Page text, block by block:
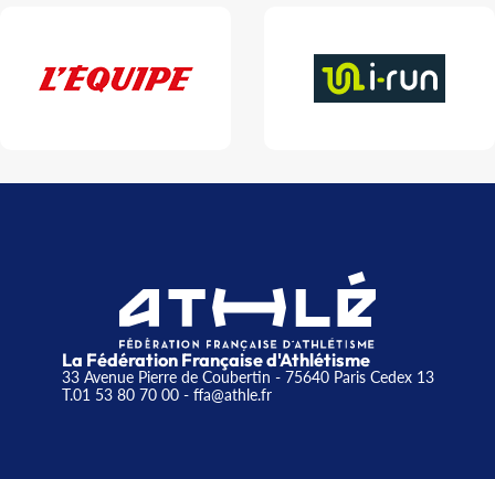
La Fédération Française d'Athlétisme
33 Avenue Pierre de Coubertin - 75640 Paris Cedex 13
T.01 53 80 70 00- ffa@athle.fr